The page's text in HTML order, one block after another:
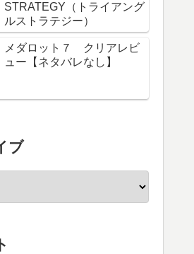
STRATEGY（トライアング
ルストラテジー）
メダロット７ クリアレビ
ュー【ネタバレなし】
ブ